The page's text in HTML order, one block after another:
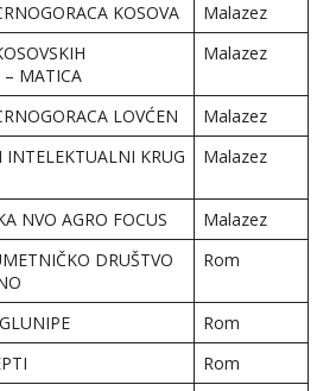
KOSOVA
Malazez
– MATICA
Malazez
LOVĆEN
Malazez
INTELEKTUALNI KRUG
Malazez
NVO AGRO FOCUS
Malazez
DRUŠTVO
Rom
Rom
Rom